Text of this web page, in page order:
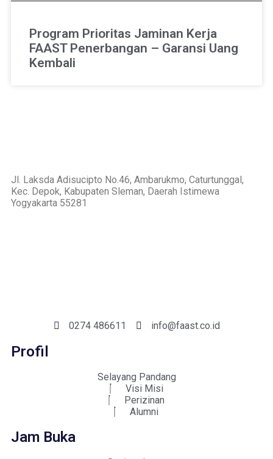
Program Prioritas Jaminan Kerja
FAAST Penerbangan – Garansi Uang
Kembali
Jl. Laksda Adisucipto No.46, Ambarukmo, Caturtunggal,
Kec. Depok, Kabupaten Sleman, Daerah Istimewa
Yogyakarta 55281
0274 486611 info@faast.co.id
Profil
Selayang Pandang
Visi Misi
Perizinan
Alumni
Jam Buka